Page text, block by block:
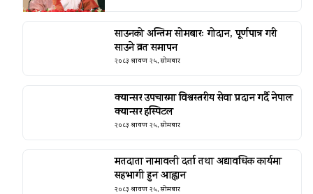
साउनको अन्तिम सोमबारः गोदान, पूर्णपात्र गरी
साउने व्रत समापन
२०८३ श्रावण २५, सोमबार
क्यान्सर उपचारमा विश्वस्तरीय सेवा प्रदान गर्दै नेपाल
क्यान्सर हस्पिटल
२०८३ श्रावण २५, सोमबार
मतदाता नामावली दर्ता तथा अद्यावधिक कार्यमा
सहभागी हुन आह्वान
२०८३ श्रावण २५, सोमबार